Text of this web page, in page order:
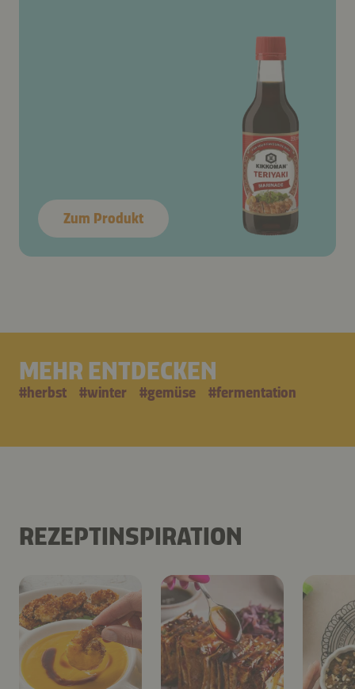
Zum Produkt
MEHR ENTDECKEN
#herbst #winter #gemüse #fermentation
REZEPTINSPIRATION